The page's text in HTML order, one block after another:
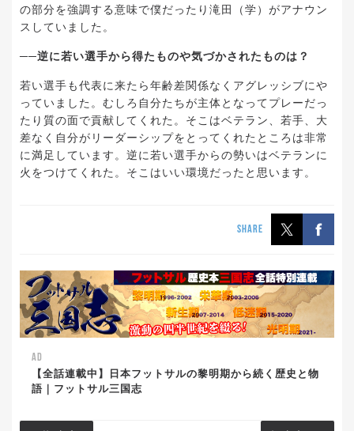
の部分を強調する意味で僕だったり滝田（学）がアナウン
スしていました。
──逆に若い選手から得たものや気づかされたものは？
若い選手も代表に来たら年齢差関係なくアグレッシブにや
っていました。むしろ自分たちが主体となってプレーだっ
たり質の面で貢献してくれた。そこはベテラン、若手、大
差なく自分がリーダーシップをとってくれたところは非常
に満足しています。逆に若い選手からの勢いはベテランに
火をつけてくれた。そこはいい環境だったと思います。
SHARE
AD
【全話連載中】日本フットサルの黎明期から続く歴史と物
語｜フットサル三国志